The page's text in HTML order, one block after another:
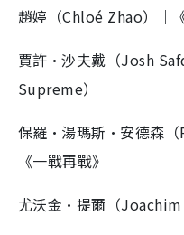
趙婷（Chloé Zhao）｜
賈許·沙夫戴（Josh
Supreme）
保羅·湯瑪斯·安德森（
《一戰再戰》
尤沃金·提爾（Joachim